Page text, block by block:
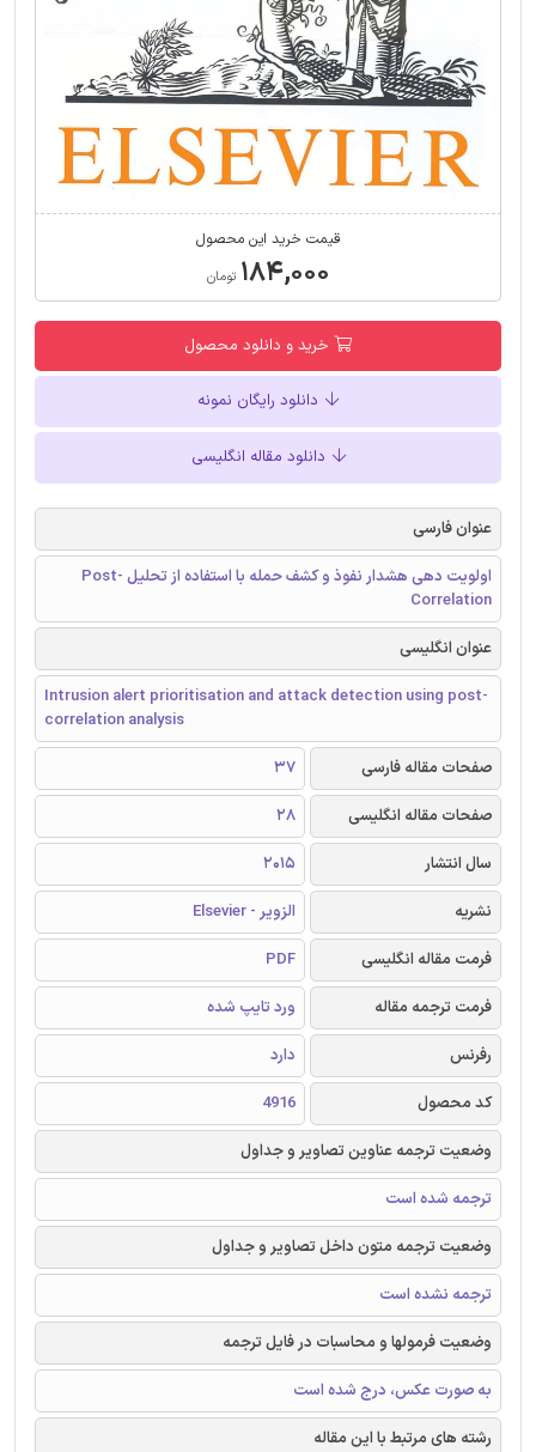
قیمت خرید این محصول
۱۸۴,۰۰۰ تومان
خرید و دانلود محصول
دانلود رایگان نمونه
دانلود مقاله انگلیسی
عنوان فارسی
اولویت دهی هشدار نفوذ و کشف حمله با استفاده از تحلیل Post-
Correlation
عنوان انگلیسی
Intrusion alert prioritisation and attack detection using post-
correlation analysis
صفحات مقاله فارسی
37
صفحات مقاله انگلیسی
28
سال انتشار
2015
نشریه
الزویر - Elsevier
فرمت مقاله انگلیسی
PDF
فرمت ترجمه مقاله
ورد تایپ شده
رفرنس
دارد
کد محصول
4916
وضعیت ترجمه عناوین تصاویر و جداول
ترجمه شده است
وضعیت ترجمه متون داخل تصاویر و جداول
ترجمه نشده است
وضعیت فرمولها و محاسبات در فایل ترجمه
به صورت عکس، درج شده است
رشته های مرتبط با این مقاله